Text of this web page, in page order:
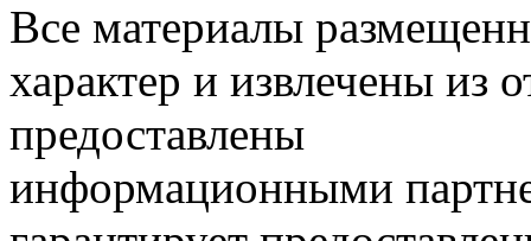
Все материалы
характер и извлечены из
предоставлены
информационными